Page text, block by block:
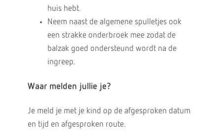
huis hebt.
Neem naast de algemene spulletjes ook
een strakke onderbroek mee zodat de
balzak goed ondersteund wordt na de
ingreep.
Waar melden jullie je?
Je meld je met je kind op de afgesproken datum
en tijd en afgesproken route.